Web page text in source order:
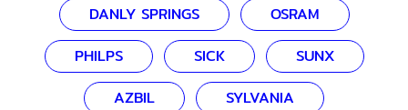
DANLY SPRINGS
OSRAM
PHILPS
SICK
SUNX
AZBIL
SYLVANIA